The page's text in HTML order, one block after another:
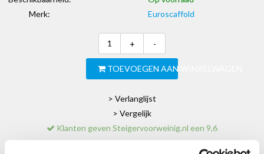
Merk:
Euroscaffold
+ -
TOEVOEGEN AAN WINKELWAGEN
> Verlanglijst
> Vergelijk
Klanten geven Steigervoorweinig.nl een 9,6